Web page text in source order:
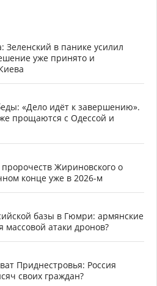
Зеленский в панике усилил
уже принято и
«Дело идёт к завершению».
прощаются с Одессой и
Жириновского о
конце уже в 2026-м
базы в Гюмри: армянские
массовой атаки дронов?
Приднестровья: Россия
своих граждан?